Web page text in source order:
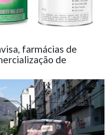
farmácias de
de